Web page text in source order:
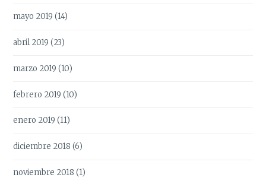
mayo 2019 (14)
abril 2019 (23)
marzo 2019 (10)
febrero 2019 (10)
enero 2019 (11)
diciembre 2018 (6)
noviembre 2018 (1)